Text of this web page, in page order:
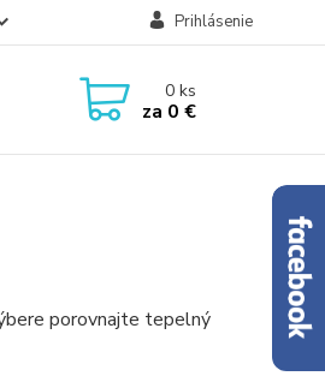
Prihlásenie
0ks
za 0 €
porovnajte tepelný